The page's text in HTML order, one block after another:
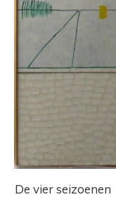
De vier seizoenen